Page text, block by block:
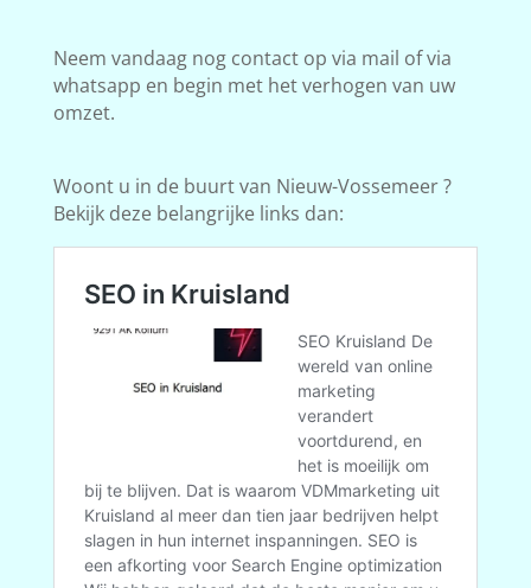
Neem vandaag nog contact op via mail of via
whatsapp en begin met het verhogen van uw
omzet.
Woont u in de buurt van Nieuw-Vossemeer ?
Bekijk deze belangrijke links dan: